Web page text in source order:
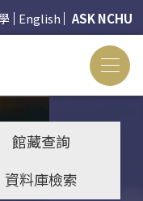
English ASK NCHU
館藏查詢
資料庫檢索